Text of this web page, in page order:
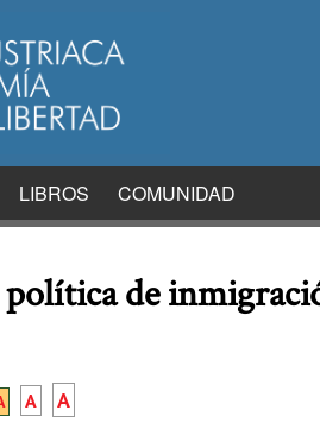
LIBROS COMUNIDAD
de
A A